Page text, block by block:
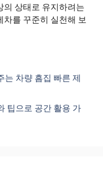
의 상태로 유지하려는
차를 꾸준히 실천해 보
는 차량 흠집 빠른 제
팁으로 공간 활용 가